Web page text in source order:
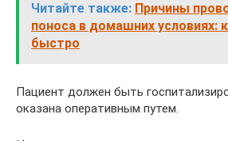
Читайте также: Причины
поноса в домашних условиях:
быстро
Пациент должен быть
оказана оперативным путем.